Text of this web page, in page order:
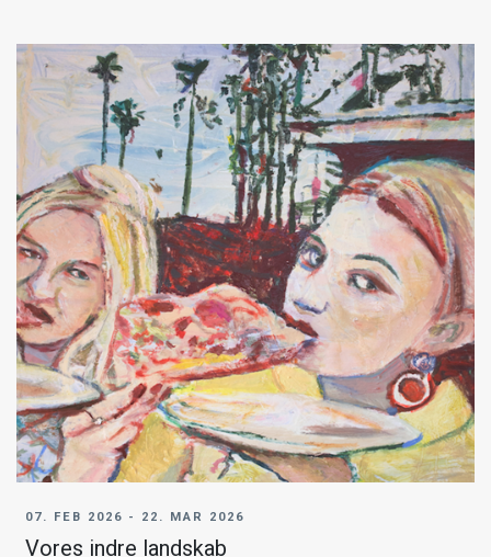
07. FEB 2026 - 22. MAR 2026
Vores indre landskab